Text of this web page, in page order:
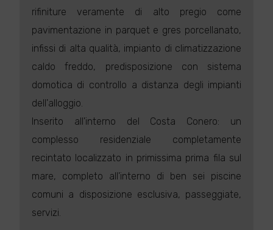
rifiniture veramente di alto pregio come
pavimentazione in parquet e gres porcellanato,
infissi di alta qualità, impianto di climatizzazione
caldo freddo, predisposizione con sistema
domotica di controllo a distanza degli impianti
dell'alloggio.
Inserito all'interno del Costa Conero: un
complesso residenziale completamente
recintato localizzato in primissima prima fila sul
mare, completo all'interno di ben sei piscine
comuni a disposizione esclusiva, passeggiate,
servizi.